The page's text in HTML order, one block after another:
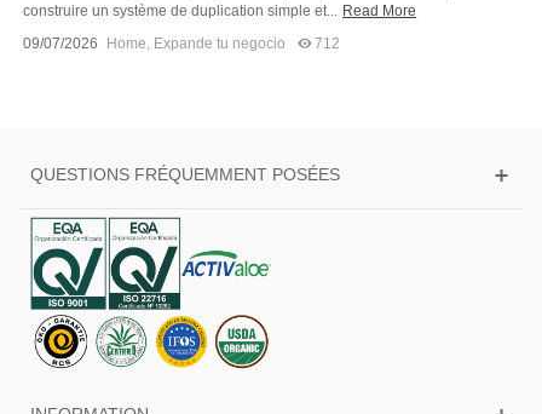
construire un système de duplication simple et... Read More
09/07/2026
Home, Expande tu negocio 712
QUESTIONS FRÉQUEMMENT POSÉES